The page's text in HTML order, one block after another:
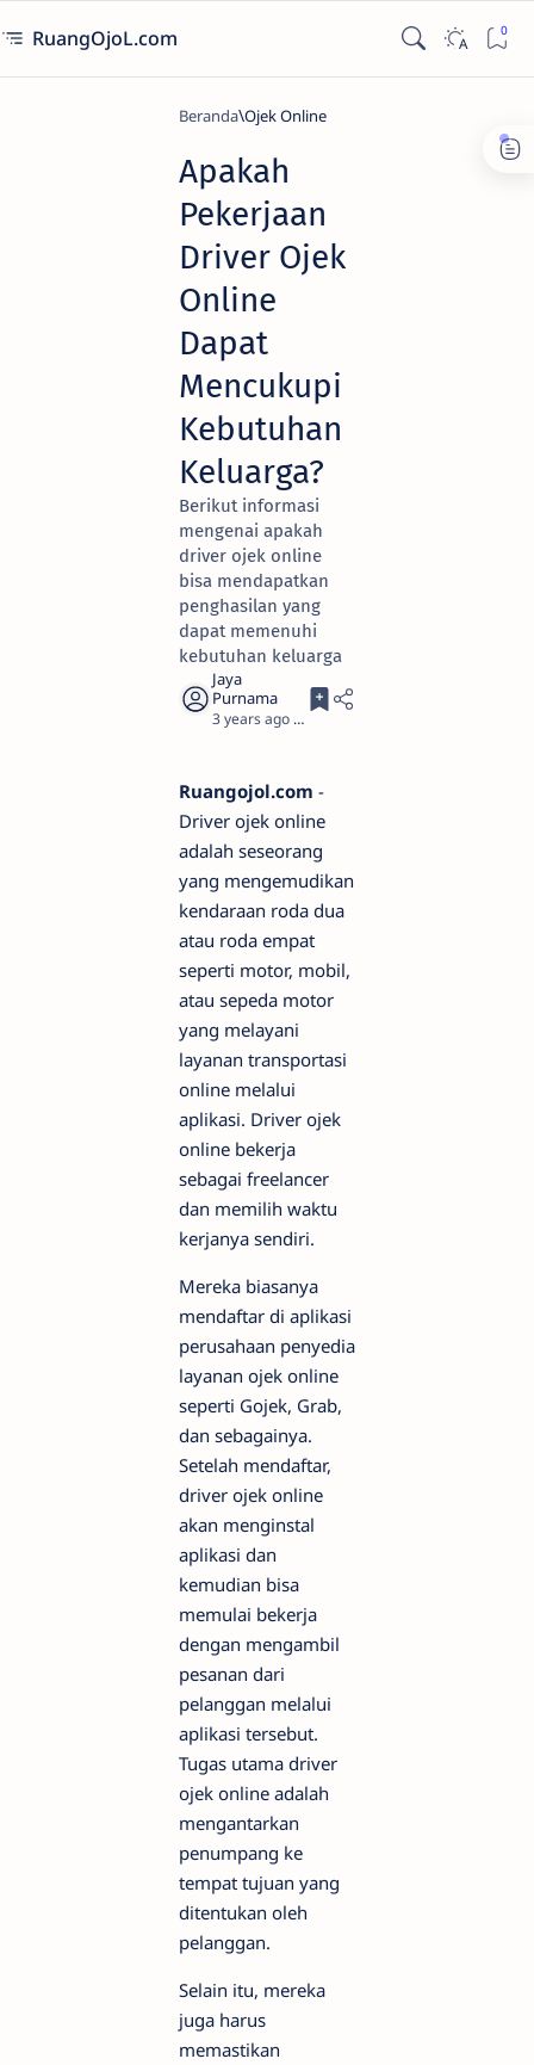
RuangOjoL.com
Beranda Ojek Online
Apakah
Pekerjaan
Driver Ojek
Online
Dapat
Mencukupi
Kebutuhan
Keluarga?
Berikut informasi
mengenai apakah
driver ojek online
bisa mendapatkan
penghasilan yang
dapat memenuhi
kebutuhan keluarga
3 years ago 4
Ruangojol.com -
Driver ojek online
adalah seseorang
yang mengemudikan
kendaraan roda dua
atau roda empat
seperti motor, mobil,
atau sepeda motor
yang melayani
layanan transportasi
online melalui
aplikasi. Driver ojek
online bekerja
sebagai freelancer
dan memilih waktu
kerjanya sendiri.
Mereka biasanya
mendaftar di aplikasi
perusahaan penyedia
layanan ojek online
seperti Gojek, Grab,
dan sebagainya.
Setelah mendaftar,
driver ojek online
akan menginstal
aplikasi dan
kemudian bisa
memulai bekerja
dengan mengambil
pesanan dari
pelanggan melalui
aplikasi tersebut.
Tugas utama driver
ojek online adalah
mengantarkan
penumpang ke
tempat tujuan yang
ditentukan oleh
pelanggan.
Selain itu, mereka
juga harus
memastikan